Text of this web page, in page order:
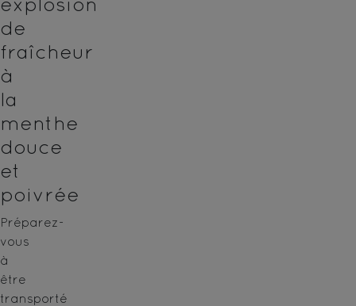
de
fraîcheur
à
la
menthe
douce
et
poivrée
Préparez-
vous
à
être
transporté